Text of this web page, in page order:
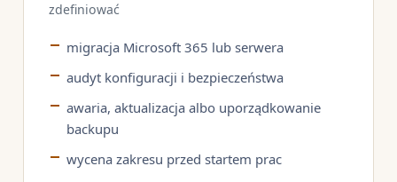
zdefiniować
migracja Microsoft 365 lub serwera
audyt konfiguracji i bezpieczeństwa
awaria, aktualizacja albo uporządkowanie
backupu
wycena zakresu przed startem prac